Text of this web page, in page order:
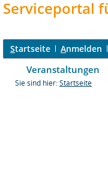
Serviceportal
Startseite Anmelden
Veranstaltungen
Sie sind hier: Startseite